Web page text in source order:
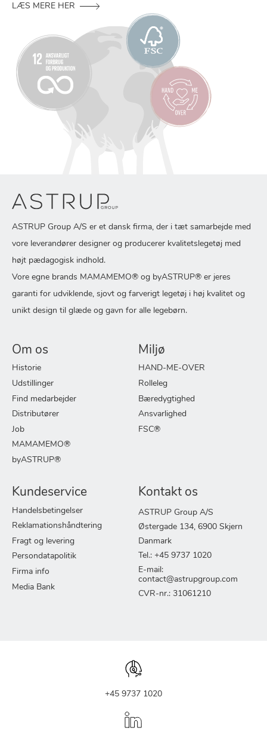
LÆS MERE HER
ASTRUP Group A/S er et dansk firma, der i tæt samarbejde med
vore leverandører designer og producerer kvalitetslegetøj med
højt pædagogisk indhold.
Vore egne brands MAMAMEMO® og byASTRUP® er jeres
garanti for udviklende, sjovt og farverigt legetøj i høj kvalitet og
unikt design til glæde og gavn for alle legebørn.
Om os
Historie
Udstillinger
Find medarbejder
Distributører
Job
MAMAMEMO®
byASTRUP®
Miljø
HAND-ME-OVER
Rolleleg
Bæredygtighed
Ansvarlighed
FSC®
Kundeservice
Handelsbetingelser
Reklamationshåndtering
Fragt og levering
Persondatapolitik
Firma info
Media Bank
Kontakt os
ASTRUP Group A/S
Østergade 134, 6900 Skjern
Danmark
Tel.: +45 9737 1020
E-mail:
contact@astrupgroup.com
CVR-nr.: 31061210
+45 9737 1020